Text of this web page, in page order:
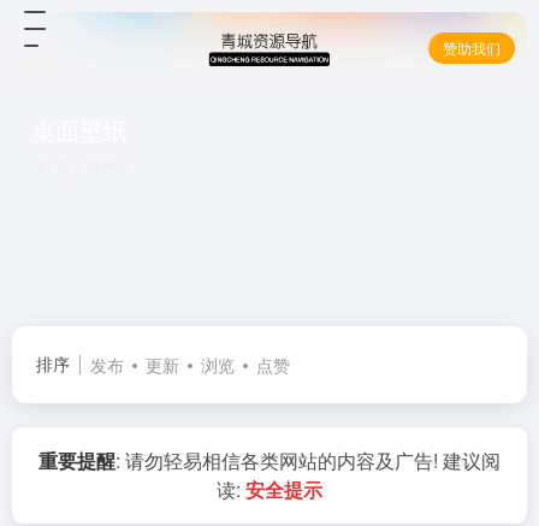
赞助我们
排序 发布 更新 浏览 点赞
重要提醒: 请勿轻易相信各类网站的内容及广告! 建议阅
读: 安全提示